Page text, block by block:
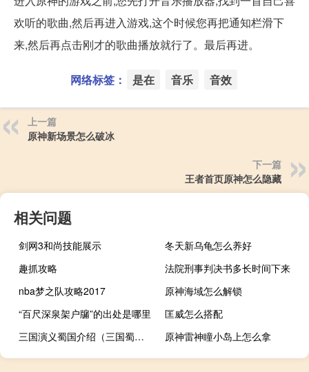
欢听的歌曲,然后再进入游戏,这个时候您再把通知栏滑下
来,然后再点击刚才的歌曲播放就行了。最后再进。
网络标签： 是在 音乐 音效
上一篇
原神新场景怎么破冰
下一篇
王者首页原神怎么隐藏
相关问题
剑网3和尚技能展示
冬天新乌龟怎么养好
趣抓攻略
法院刑事判决书多长时间下来
nba梦之队攻略2017
原神海域怎么解锁
“百尺深泉架户牖”的出处是哪里
匡威怎么搭配
三国演义蜀国介绍（三国蜀国简介）
原神雷神瞳小岛上怎么拿